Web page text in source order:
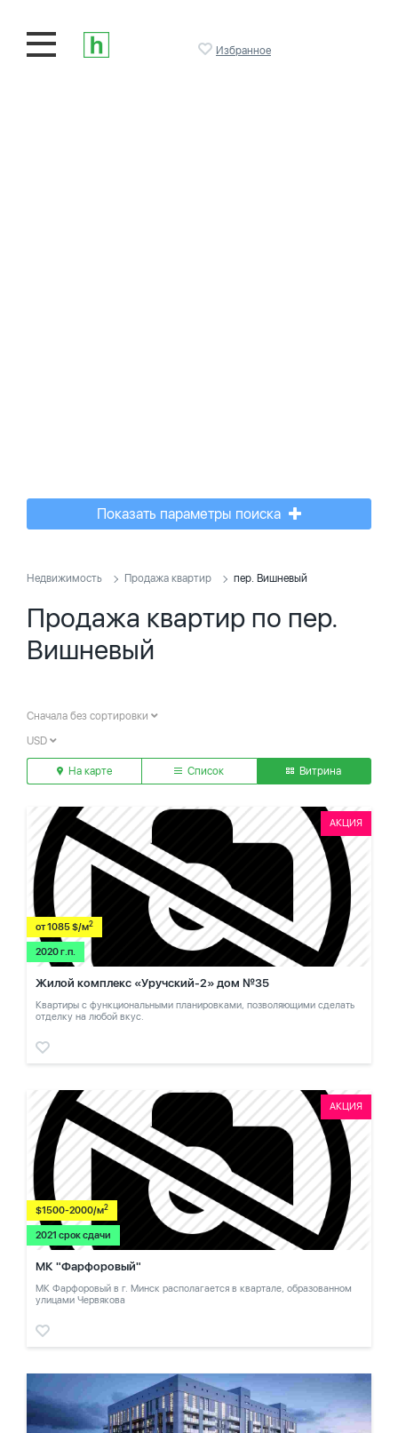
Избранное
Показать параметры поиска
Недвижимость Продажа квартир пер. Вишневый
Продажа квартир по пер.
Вишневый
Сначала без сортировки
USD
На карте Список Витрина
АКЦИЯ
от 1085 $/м2
2020 г.п.
Жилой комплекс «Уручский-2» дом №35
Квартиры с функциональными планировками, позволяющими сделать
отделку на любой вкус.
АКЦИЯ
$1500-2000/м2
2021 срок сдачи
МК "Фарфоровый"
МК Фарфоровый в г. Минск располагается в квартале, образованном
улицами Червякова